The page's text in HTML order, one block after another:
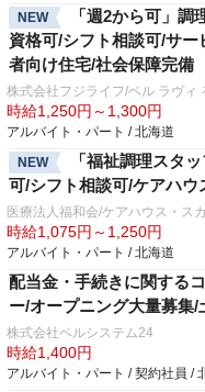
NEW
「週2から可」調
資格可/シフト相談可/サー
者向け住宅/社会保障完備
株式会社フジライフ/ベル ラヴィ
時給1,250円～1,300円
アルバイト・パート / 北海道
NEW
「福祉調理スタ
可/シフト相談可/ケアハウ
医療法人福和会/ケアハウス・ス
時給1,075円～1,250円
アルバイト・パート / 北海道
配当金・手続きに関する
ー/オープニング大量募集/
株式会社ベルシステム24
時給1,400円
アルバイト・パート / 契約社員 /